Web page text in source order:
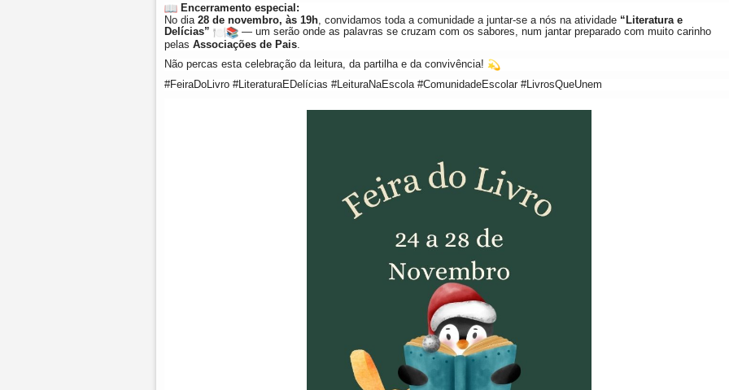
Encerramento especial:
No dia 28 de novembro, às 19h, convidamos toda a comunidade a juntar-se a nós na atividade “Literatura e
Delícias”
— um serão onde as palavras se cruzam com os sabores, num jantar preparado com muito carinho
pelas Associações de Pais
Não percas esta celebração da leitura, da partilha e da convivência!
#FeiraDoLivro #LiteraturaEDelícias #LeituraNaEscola #ComunidadeEscolar #LivrosQueUnem